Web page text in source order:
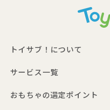
トイサブ！について
トイサブ！の特徴
サービス一覧
トイサブ！ファーストセレ
おもちゃの選定ポイント